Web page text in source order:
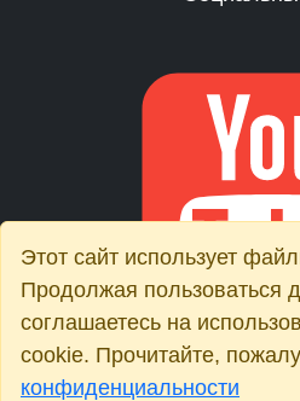
Этот сайт использует
Продолжая пользоваться
соглашаетесь на
cookie. Прочитайте,
конфиденциальности